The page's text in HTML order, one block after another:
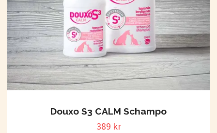
Douxo S3 CALM Schampo
389 kr